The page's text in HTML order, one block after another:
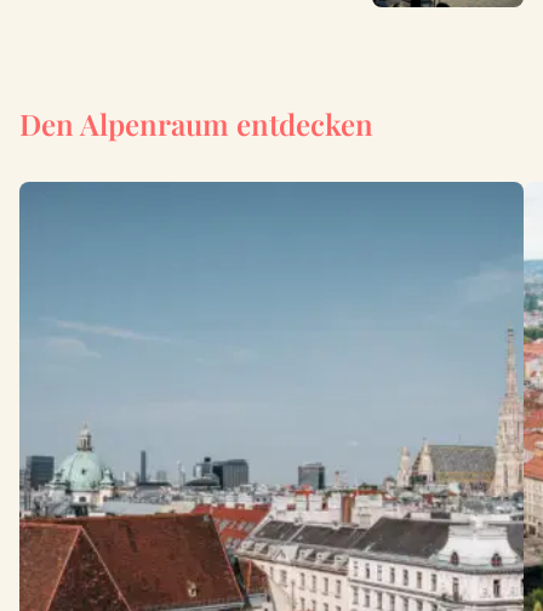
Den Alpenraum entdecken